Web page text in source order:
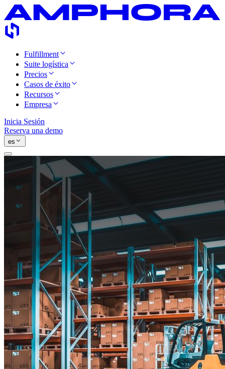
Fulfillment
Suite logística
Precios
Casos de éxito
Recursos
Empresa
Inicia Sesión
Reserva una demo
es